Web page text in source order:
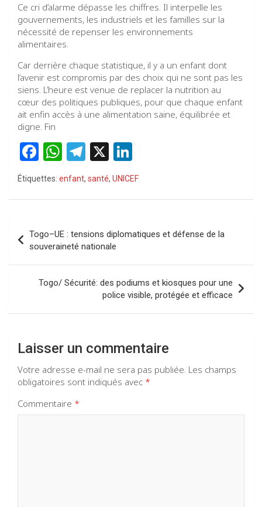
Ce cri d’alarme dépasse les chiffres. Il interpelle les
gouvernements, les industriels et les familles sur la
nécessité de repenser les environnements
alimentaires.
Car derrière chaque statistique, il y a un enfant dont
l’avenir est compromis par des choix qui ne sont pas les
siens. L’heure est venue de replacer la nutrition au
cœur des politiques publiques, pour que chaque enfant
ait enfin accès à une alimentation saine, équilibrée et
digne. Fin
F
a
ce
o
k
W
h
at
A
p
p
T
e
a
m
X
n
ke
n
Étiquettes: enfant, santé, UNICEF
de
l’article
Togo–UE : tensions diplomatiques et défense de la
souveraineté nationale
Togo/ Sécurité: des podiums et kiosques pour une
police visible, protégée et efficace
Laisser un commentaire
Votre adresse e-mail ne sera pas publiée. Les champs
obligatoires sont indiqués avec *
Commentaire *